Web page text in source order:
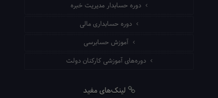
دوره حسابدار مدیریت خبره
دوره حسابداری مالی
آموزش حسابرسی
دوره‌های آموزشی کارکنان دولت
لینک‌های مفید